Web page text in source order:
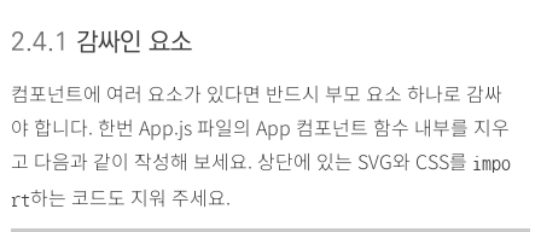
s
2.4.1 감싸인 요소
컴포넌트에 여러 요소가 있다면 반드시 부모 요소 하나로 감싸
야 합니다. 한번 App.js 파일의 App 컴포넌트 함수 내부를 지우
고 다음과 같이 작성해 보세요. 상단에 있는 SVG와 CSS를 impo
rt하는 코드도 지워 주세요.